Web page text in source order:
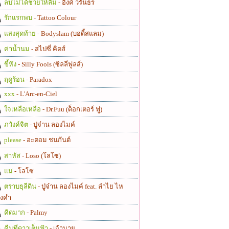
ลบไม่ได้ช่วยให้ลืม - อิ้งค์ วรันธร
รักแรกพบ - Tattoo Colour
แสงสุดท้าย - Bodyslam (บอดี้สแลม)
ค่าน้ำนม - สไปซี่ คิดส์
ขี้หึง - Silly Fools (ซิลลี่ฟูลส์)
ฤดูร้อน - Paradox
xxx - L'Arc-en-Ciel
ใจเหลือเหลือ - Dr.Fuu (ด็อกเตอร์ ฟู)
ภวังค์จิต - ปู่จ๋าน ลองไมค์
please - อะตอม ชนกันต์
สาหัส - Loso (โลโซ)
แม่ - โลโซ
ตราบธุลีดิน - ปู่จ๋าน ลองไมค์ feat. ลำไย ไห
คำ
คิดมาก - Palmy